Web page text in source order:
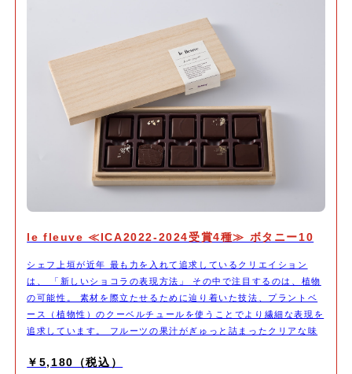
le fleuve ≪ICA2022-2024受賞4種≫ ボタニー10
シェフ上垣が近年 最も力を入れて追求しているクリエイション
は、 「新しいショコラの表現方法」 その中で注目するのは、植物
の可能性。 素材を際立たせるために辿り着いた技法、プラントベ
ース（植物性）のクーベルチュールを使うことでより繊細な表現を
追求しています。 フルーツの果汁がぎゅっと詰まったクリアな味
ョコラの世界コンテストICAで受賞した4種類もラインナップして
￥5,180（税込）